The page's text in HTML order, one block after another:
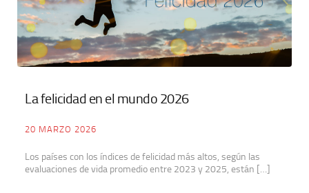
La felicidad en el mundo 2026
20 MARZO 2026
Los países con los índices de felicidad más altos, según las
evaluaciones de vida promedio entre 2023 y 2025, están […]